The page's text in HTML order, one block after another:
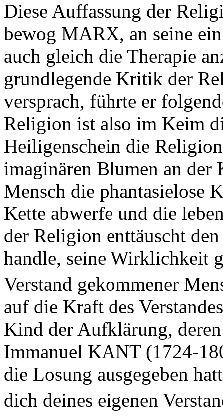
Diese Auffassung der
bewog MARX, an seine
auch gleich die Therapie
grundlegende Kritik der
versprach, führte er
Religion ist also im Keim
Heiligenschein die
imaginären Blumen an
Mensch die phantasielose
Kette abwerfe und die
der Religion enttäuscht
handle, seine Wirklichkeit
Verstand gekommener
auf die Kraft des
Kind der Aufklärung,
Immanuel KANT (1724-
die Losung ausgegeben
dich deines eigenen